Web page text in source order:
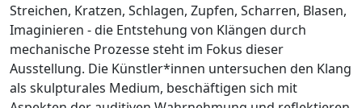
Streichen, Kratzen, Schlagen, Zupfen, Scharren, Blasen,
Imaginieren - die Entstehung von Klängen durch
mechanische Prozesse steht im Fokus dieser
Ausstellung. Die Künstler*innen untersuchen den Klang
als skulpturales Medium, beschäftigen sich mit